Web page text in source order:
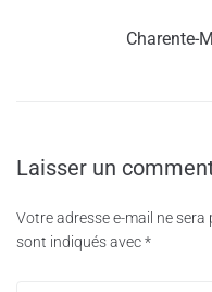
Charente-
Laisser un
Votre adresse e-mail ne sera
sont indiqués avec*